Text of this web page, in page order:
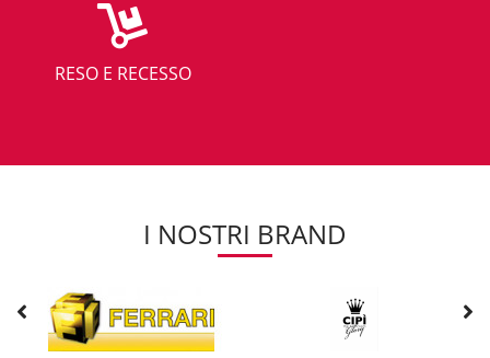
RESO E RECESSO
I NOSTRI BRAND